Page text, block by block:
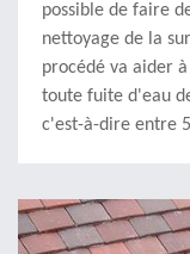
possible de faire
nettoyage de la
procédé va aider
toute fuite d'eau
c'est-à-dire entre